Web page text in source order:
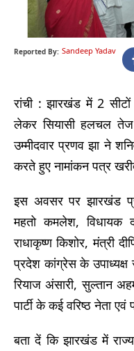
Reported By: Sandeep Yadav
रांची : झारखंड में 2
लेकर सियासी हलचल तेज
उम्मीदवार प्रणव झा ने
करते हुए नामांकन पत्र
इस अवसर पर झारखंड
महतो कमलेश, विधायक
राधाकृष्ण किशोर, मंत्री
प्रदेश कांग्रेस के
रियाज अंसारी, सुल्तान
पार्टी के कई वरिष्ठ नेता एवं
बता दें कि झारखंड में